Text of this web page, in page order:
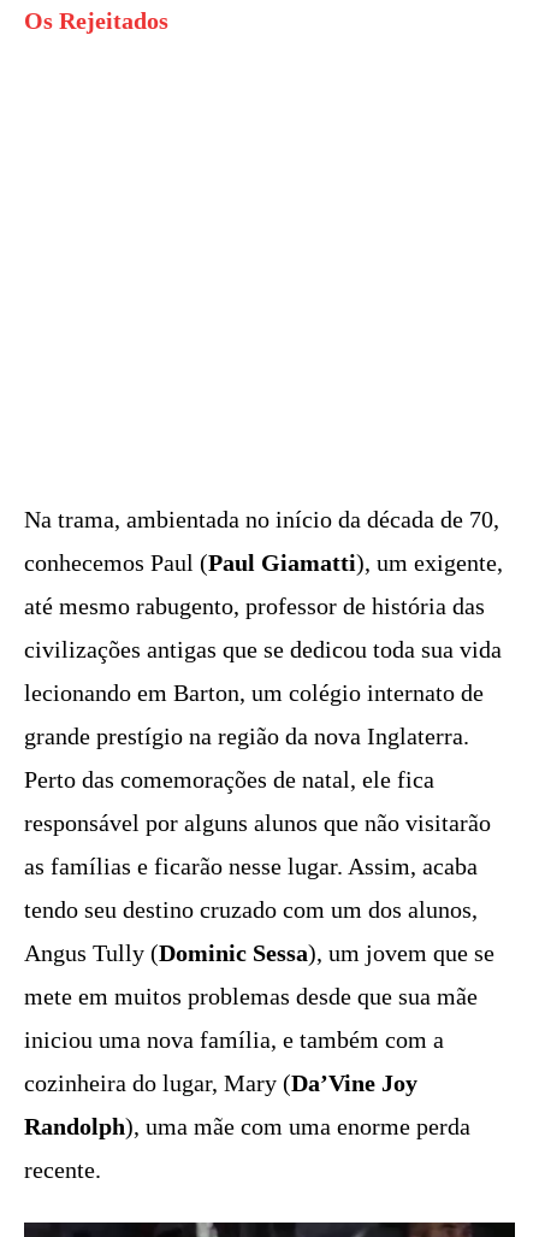
Os Rejeitados
Na trama, ambientada no início da década de 70,
conhecemos Paul (Paul Giamatti), um exigente,
até mesmo rabugento, professor de história das
civilizações antigas que se dedicou toda sua vida
lecionando em Barton, um colégio internato de
grande prestígio na região da nova Inglaterra.
Perto das comemorações de natal, ele fica
responsável por alguns alunos que não visitarão
as famílias e ficarão nesse lugar. Assim, acaba
tendo seu destino cruzado com um dos alunos,
Angus Tully (Dominic Sessa), um jovem que se
mete em muitos problemas desde que sua mãe
iniciou uma nova família, e também com a
cozinheira do lugar, Mary (Da’Vine Joy
Randolph), uma mãe com uma enorme perda
recente.